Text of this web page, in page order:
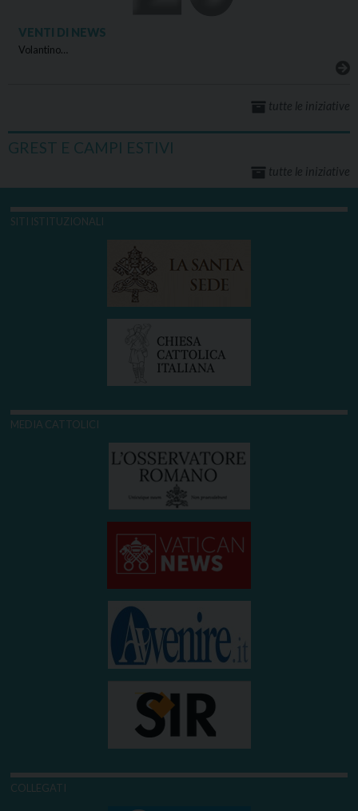
VENTI DI NEWS
Volantino…
tutte le iniziative
GREST E CAMPI ESTIVI
tutte le iniziative
SITI ISTITUZIONALI
MEDIA CATTOLICI
COLLEGATI